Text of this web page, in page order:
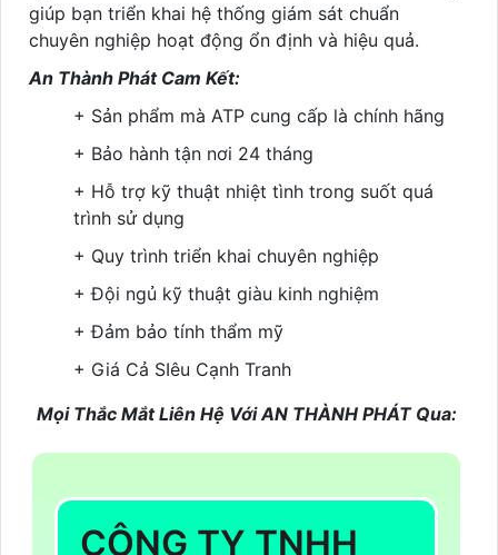
giúp bạn triển khai hệ thống giám sát chuẩn
chuyên nghiệp hoạt động ổn định và hiệu quả.
An Thành Phát Cam Kết:
+ Sản phẩm mà ATP cung cấp là chính hãng
+ Bảo hành tận nơi 24 tháng
+ Hỗ trợ kỹ thuật nhiệt tình trong suốt quá
trình sử dụng
+ Quy trình triển khai chuyên nghiệp
+ Đội ngủ kỹ thuật giàu kinh nghiệm
+ Đảm bảo tính thẩm mỹ
+ Giá Cả SIêu Cạnh Tranh
Mọi Thắc Mắt Liên Hệ Với AN THÀNH PHÁT Qua:
CÔNG TY TNHH